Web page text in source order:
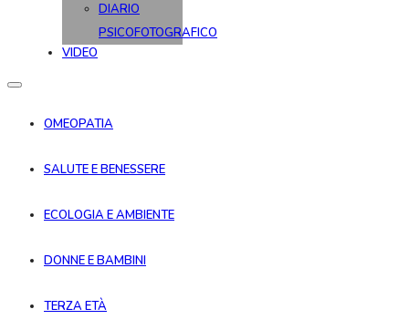
DIARIO
PSICOFOTOGRAFICO
VIDEO
OMEOPATIA
SALUTE E BENESSERE
ECOLOGIA E AMBIENTE
DONNE E BAMBINI
TERZA ETÀ